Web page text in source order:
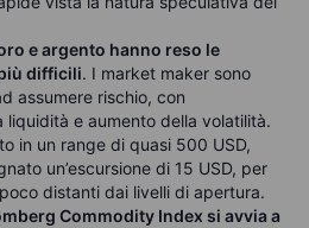
e argento hanno reso le
difficili. I market maker sono
assumere rischio, con
liquidità e aumento della volatilità.
in un range di quasi 500 USD,
un’escursione di 15 USD, per
distanti dai livelli di apertura.
Commodity Index si avvia a